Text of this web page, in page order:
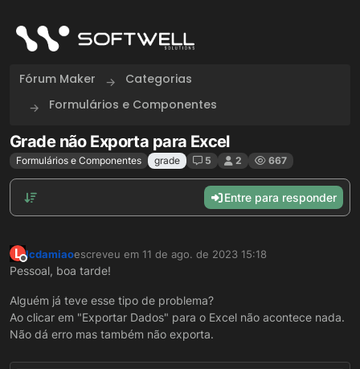
Fórum Maker
Categorias
Formulários e Componentes
Grade não Exporta para Excel
Formulários e Componentes grade 5 2 667
Entre para responder
L
Offline
lcdamiaoescreveu em 11 de ago. de 2023 15:18
última edição por
Pessoal, boa tarde!
Alguém já teve esse tipo de problema?
Ao clicar em "Exportar Dados" para o Excel não acontece nada.
Não dá erro mas também não exporta.